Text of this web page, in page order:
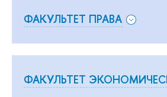
ФАКУЛЬТЕТ ПРАВА
ФАКУЛЬТЕТ